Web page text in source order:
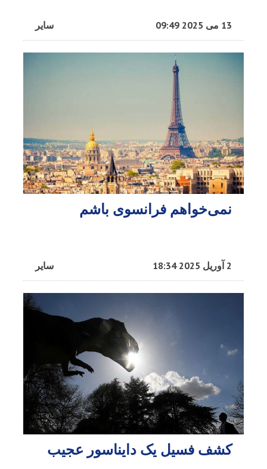
سایر 13 می 2025 09:49
نمی‌خواهم فرانسوی باشم
سایر 2 آوریل 2025 18:34
کشف فسیل یک دایناسور عجیب